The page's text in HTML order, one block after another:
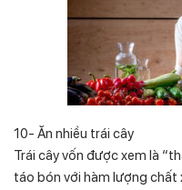
10- Ăn nhiều trái cây
Trái cây vốn được xem là
táo bón với hàm lượng chất